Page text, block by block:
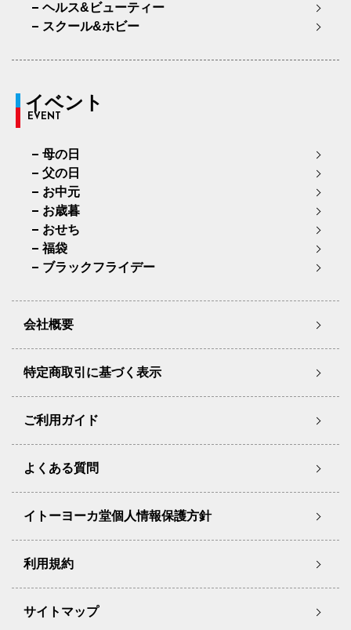
ヘルス&ビューティー
スクール&ホビー
イベント
EVENT
母の日
父の日
お中元
お歳暮
おせち
福袋
ブラックフライデー
会社概要
特定商取引に基づく表示
ご利用ガイド
よくある質問
イトーヨーカ堂個人情報保護方針
利用規約
サイトマップ